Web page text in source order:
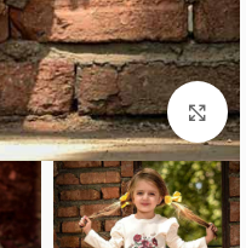
برای بزرگنمایی کلیک کنید